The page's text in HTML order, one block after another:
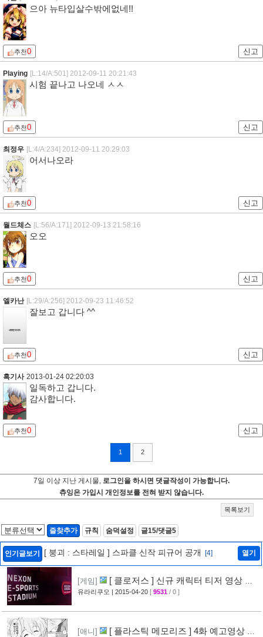
으아 뉴타입살수밖에없네!!
추천0 신고
Playing [L:14/A:501] 2012-09-11 20:21:43
시험 끝나고 나오네 ㅅㅅ
추천0 신고
최정우 [L:4/A:234] 2012-09-11 20:29:03
어서나오라
추천0 신고
월드체스 [L:56/A:171] 2012-09-13 21:58:16
오오
추천0 신고
엘카난 [L:29/A:256] 2012-09-23 11:46:52
잘보고 갑니다 ^^
추천0 신고
흑기사 2013-01-24 02:20:03
일독하고 갑니다.
감사합니다.
추천0 신고
1 2
7일 이상 지난 게시물, 로그인을 하시면 댓글작성이 가능합니다.
츄잉은 가입시 개인정보를 전혀 받지 않습니다.
목록보기
즐찾추가 규칙 숨덕설정 글15/댓글5
인기글보기 [ 붕괴 : 스타레일 ] 스파클 신작 피규어 공개 [4] 열기
[게임]
[ 클로저스 ] 신규 캐릭터 티저 영상 공
개 [42]
유라리쿠오 | 2015-04-20 [ 9531 / 0 ]
[애니]
[ 플라스틱 메모리즈 ] 4화 예고영상 +